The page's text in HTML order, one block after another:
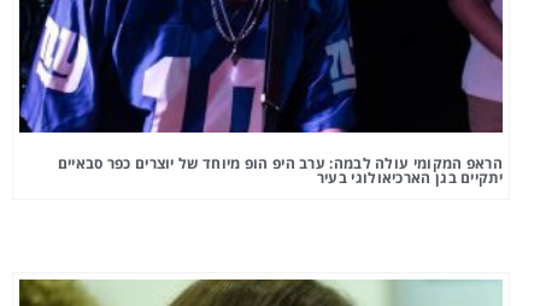
הראפ המקומי עולה לבמה: ערב היפ הופ מיוחד של יוצרים כפר סבאיים
יתקיים בגן הארכיאולוגי בעיר